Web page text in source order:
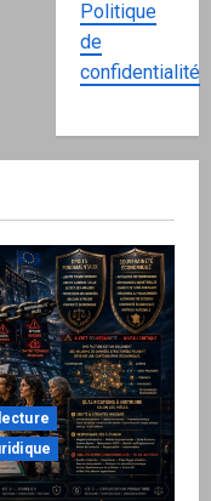
Politique
de
confidentialité